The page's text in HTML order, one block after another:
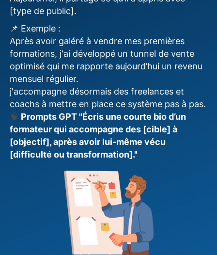
[type de public].
📌 Exemple :
Après avoir galéré à vendre mes premières
formations, j'ai développé un tunnel de vente
optimisé qui me rapporte aujourd’hui un revenu
mensuel régulier.
j'accompagne désormais des freelances et
coachs à mettre en place ce système pas à pas.
🧠 Prompts GPT "Écris une courte bio d’un
formateur qui accompagne des [cible] à
[objectif], après avoir lui-même vécu
[difficulté ou transformation]."